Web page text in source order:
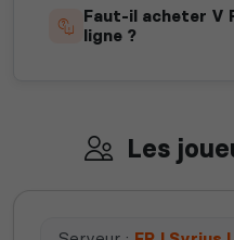
Faut-il acheter V
ligne ?
Les